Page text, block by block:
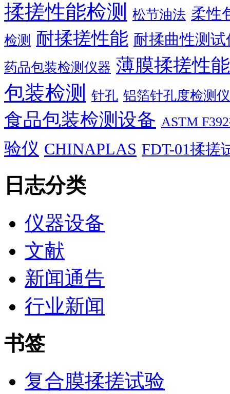
揉搓性能检测
松节油法 柔性
检测 耐揉搓性能 耐揉曲性测试
药品包装检测仪器 薄膜揉搓性
包装检测 针孔 铝箔针孔度检测
食品包装检测设备 ASTM
验仪 CHINAPLAS FDT-01揉搓
日志分类
仪器设备
文献
新闻通告
行业新闻
书签
复合膜揉搓试验